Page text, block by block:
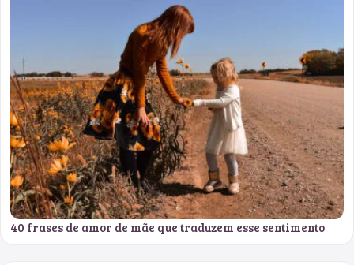
40 frases de amor de mãe que traduzem esse sentimento